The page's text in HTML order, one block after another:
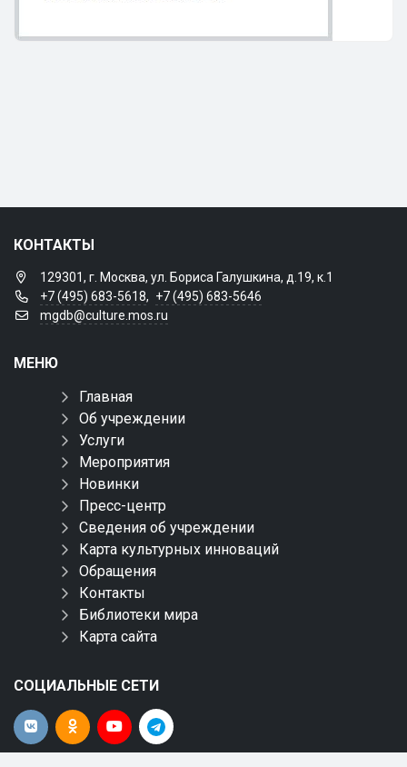
КОНТАКТЫ
129301, г. Москва, ул. Бориса Галушкина, д.19, к.1
+7 (495) 683-5618, +7 (495) 683-5646
mgdb@culture.mos.ru
МЕНЮ
Главная
Об учреждении
Услуги
Мероприятия
Новинки
Пресс-центр
Сведения об учреждении
Карта культурных инноваций
Обращения
Контакты
Библиотеки мира
Карта сайта
СОЦИАЛЬНЫЕ СЕТИ